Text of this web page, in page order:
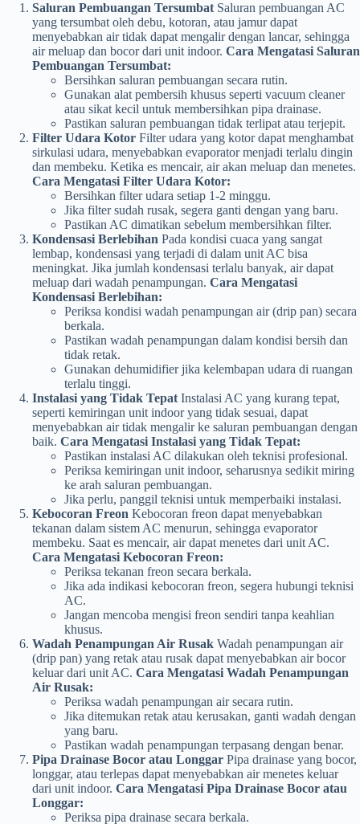
Saluran Pembuangan Tersumbat Saluran pembuangan AC
yang tersumbat oleh debu, kotoran, atau jamur dapat
menyebabkan air tidak dapat mengalir dengan lancar, sehingga
air meluap dan bocor dari unit indoor. Cara Mengatasi Saluran
Pembuangan Tersumbat:
Bersihkan saluran pembuangan secara rutin.
Gunakan alat pembersih khusus seperti vacuum cleaner
atau sikat kecil untuk membersihkan pipa drainase.
Pastikan saluran pembuangan tidak terlipat atau terjepit.
Filter Udara Kotor Filter udara yang kotor dapat menghambat
sirkulasi udara, menyebabkan evaporator menjadi terlalu dingin
dan membeku. Ketika es mencair, air akan meluap dan menetes.
Cara Mengatasi Filter Udara Kotor:
Bersihkan filter udara setiap 1-2 minggu.
Jika filter sudah rusak, segera ganti dengan yang baru.
Pastikan AC dimatikan sebelum membersihkan filter.
Kondensasi Berlebihan Pada kondisi cuaca yang sangat
lembap, kondensasi yang terjadi di dalam unit AC bisa
meningkat. Jika jumlah kondensasi terlalu banyak, air dapat
meluap dari wadah penampungan. Cara Mengatasi
Kondensasi Berlebihan:
Periksa kondisi wadah penampungan air (drip pan) secara
berkala.
Pastikan wadah penampungan dalam kondisi bersih dan
tidak retak.
Gunakan dehumidifier jika kelembapan udara di ruangan
terlalu tinggi.
Instalasi yang Tidak Tepat Instalasi AC yang kurang tepat,
seperti kemiringan unit indoor yang tidak sesuai, dapat
menyebabkan air tidak mengalir ke saluran pembuangan dengan
baik. Cara Mengatasi Instalasi yang Tidak Tepat:
Pastikan instalasi AC dilakukan oleh teknisi profesional.
Periksa kemiringan unit indoor, seharusnya sedikit miring
ke arah saluran pembuangan.
Jika perlu, panggil teknisi untuk memperbaiki instalasi.
Kebocoran Freon Kebocoran freon dapat menyebabkan
tekanan dalam sistem AC menurun, sehingga evaporator
membeku. Saat es mencair, air dapat menetes dari unit AC.
Cara Mengatasi Kebocoran Freon:
Periksa tekanan freon secara berkala.
Jika ada indikasi kebocoran freon, segera hubungi teknisi
AC.
Jangan mencoba mengisi freon sendiri tanpa keahlian
khusus.
Wadah Penampungan Air Rusak Wadah penampungan air
(drip pan) yang retak atau rusak dapat menyebabkan air bocor
keluar dari unit AC. Cara Mengatasi Wadah Penampungan
Air Rusak:
Periksa wadah penampungan air secara rutin.
Jika ditemukan retak atau kerusakan, ganti wadah dengan
yang baru.
Pastikan wadah penampungan terpasang dengan benar.
Pipa Drainase Bocor atau Longgar Pipa drainase yang bocor,
longgar, atau terlepas dapat menyebabkan air menetes keluar
dari unit indoor. Cara Mengatasi Pipa Drainase Bocor atau
Longgar:
Periksa pipa drainase secara berkala.